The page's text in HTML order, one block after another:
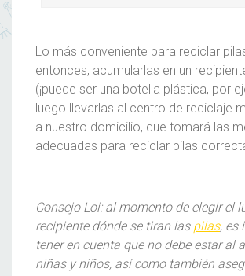
Lo más conveniente para reciclar
entonces, acumularlas en un
(¡puede ser una botella plástica, por
luego llevarlas al centro de reciclaje
a nuestro domicilio, que tomará las
adecuadas para reciclar pilas
Consejo Loi: al momento de elegir el
recipiente dónde se tiran las pilas, es
tener en cuenta que no debe estar al
niñas y niños, así como también